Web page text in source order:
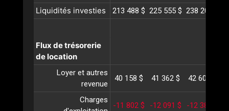
Liquidités investies 213 488 $ 225 555 $ 238 202 $
Flux de trésorerie
de location
Loyer et autres
revenue
40 158 $ 41 362 $ 42 603 $
Charges
-11 802 $ -12 091 $ -12 389 $